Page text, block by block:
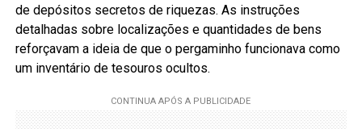
de depósitos secretos de riquezas. As instruções
detalhadas sobre localizações e quantidades de bens
reforçavam a ideia de que o pergaminho funcionava como
um inventário de tesouros ocultos.